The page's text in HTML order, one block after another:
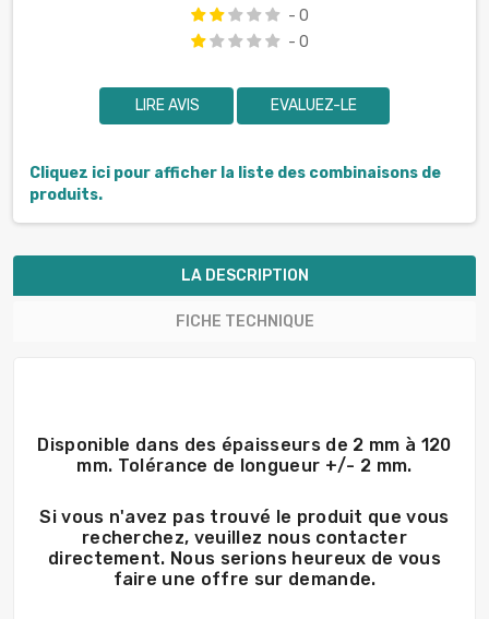
- 0
- 0
LIRE AVIS EVALUEZ-LE
Cliquez ici pour afficher la liste des combinaisons de
produits.
LA DESCRIPTION
FICHE TECHNIQUE
Disponible dans des épaisseurs de 2 mm à 120
mm. Tolérance de longueur +/- 2 mm.
Si vous n'avez pas trouvé le produit que vous
recherchez, veuillez nous contacter
directement. Nous serions heureux de vous
faire une offre sur demande.